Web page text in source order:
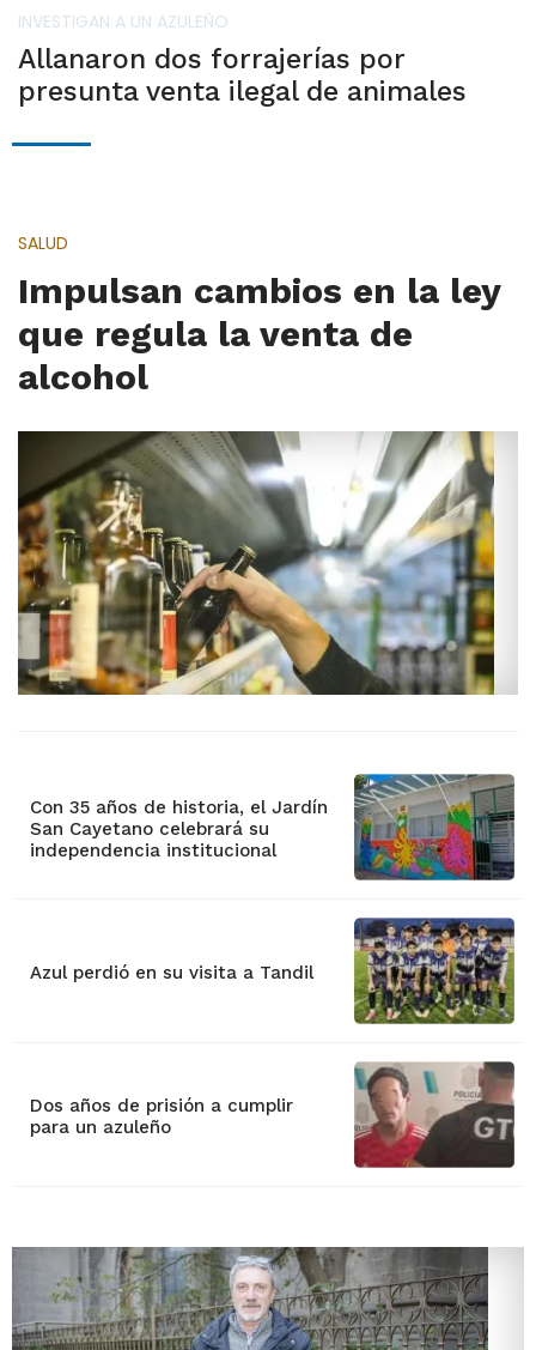
INVESTIGAN A UN AZULEÑO
Allanaron dos forrajerías por
presunta venta ilegal de animales
SALUD
Impulsan cambios en la ley
que regula la venta de
alcohol
Con 35 años de historia, el Jardín
San Cayetano celebrará su
independencia institucional
Azul perdió en su visita a Tandil
Dos años de prisión a cumplir
para un azuleño